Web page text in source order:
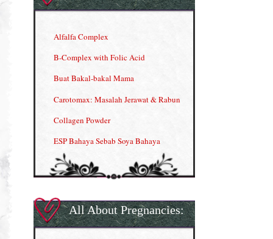
Alfalfa Complex
B-Complex with Folic Acid
Buat Bakal-bakal Mama
Carotomax: Masalah Jerawat & Rabun
Collagen Powder
ESP Bahaya Sebab Soya Bahaya
ESP Produk Shaklee Paling HOT
Gla Complex (II)
Herbal Blend the Magic Cream
All About Pregnancies: